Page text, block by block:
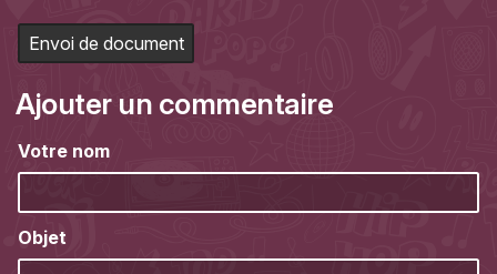
Envoi de document
Ajouter un commentaire
Votre nom
Objet